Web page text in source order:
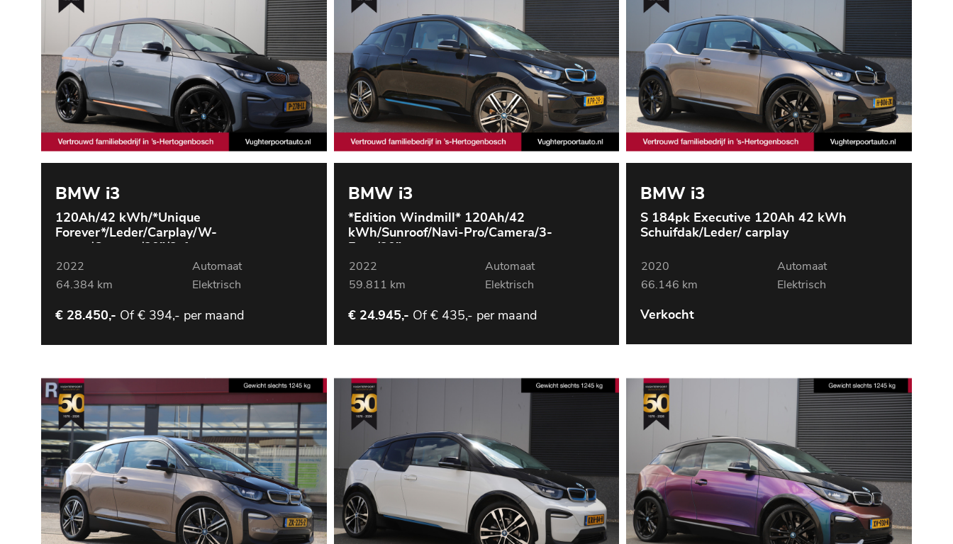
BMW i3
120Ah/42 kWh/*Unique
Forever*/Leder/Carplay/W-
2022
Automaat
64.384 km
Elektrisch
€ 28.450,- Of € 394,- per maand
BMW i3
*Edition Windmill* 120Ah/42
kWh/Sunroof/Navi-Pro/Camera/3-
2022
Automaat
59.811 km
Elektrisch
€ 24.945,- Of € 435,- per maand
BMW i3
S 184pk Executive 120Ah 42 kWh
Schuifdak/Leder/ carplay
2020
Automaat
66.146 km
Elektrisch
Verkocht